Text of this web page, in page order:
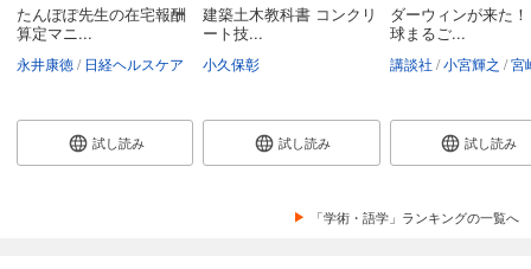
たんぽぽ先生の在宅報酬
算定マニ...
永井康徳 日経ヘルスケア
試し読み
建築土木教科書 コンクリ
ート技...
小久保彰
試し読み
ダーウィンが来た
球まるご...
講談社 小宮輝之 宮崎
試し読み
「学術・語学」ランキングの一覧へ